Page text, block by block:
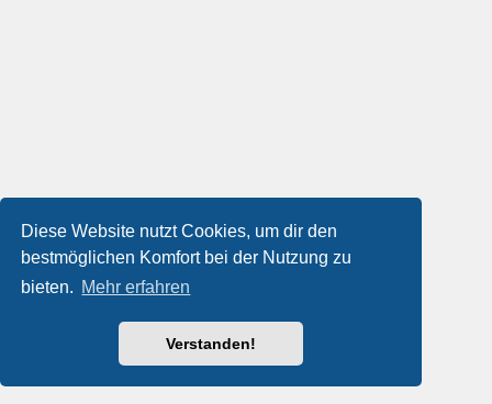
Diese Website nutzt Cookies, um dir den
bestmöglichen Komfort bei der Nutzung zu
bieten. Mehr erfahren
Verstanden!